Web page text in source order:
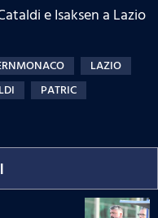
e Isaksen a Lazio
LAZIO
PATRIC